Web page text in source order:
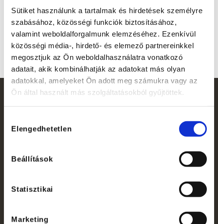
Sütiket használunk a tartalmak és hirdetések személyre
szabásához, közösségi funkciók biztosításához,
valamint weboldalforgalmunk elemzéséhez. Ezenkívül
közösségi média-, hirdető- és elemező partnereinkkel
megosztjuk az Ön weboldalhasználatra vonatkozó
adatait, akik kombinálhatják az adatokat más olyan
adatokkal, amelyeket Ön adott meg számukra vagy az
Ön által használt más szolgáltatásokból gyűjtöttek.
kiválasztása
Elengedhetetlen
Beállítások
Statisztikai
Marketing